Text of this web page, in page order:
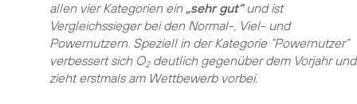
allen vier Kategorien ein „sehr gut“und ist
Vergleichssieger bei den Normal-, Viel- und
Powernutzern. Speziell in der Kategorie “Powernutzer”
verbessert sich O2deutlich gegenüber dem Vorjahr und
zieht erstmals am Wettbewerb vorbei.